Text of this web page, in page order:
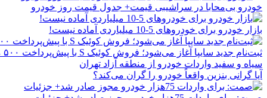
خودرو بی‌محابا در سراشیبی قیمت+ جدول قیمت روز خودرو
بازار خودرو برای خودروهای 5-10 میلیاردی آماده نیست!
ثبت‌نام جدید سایپا آغاز می‌شود؛ فروش کوئیک S با پیش‌پرداخت ۵۰۰ میلیونی
سیاه و سفید واردات خودرو از منطقه آزاد تهران
آیا گرانی بنزین واقعاً خودرو را گران می‌کند؟